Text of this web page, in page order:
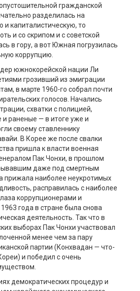
гражданской
разделилась на
и капиталистическую, то
и со скрипом и с советской
в гору, а вот Южная погрузилась
коррупцию.
южнокорейской нации Ли
грозивший из эмиграции
в марте 1960-го собрал почти
голосов. Начались
схватки с полицией,
и раненые — в итоге уже и
своему ставленнику
В Корее же после свалки
пришла к власти военная
Пак Чонхи, в прошлом
даже под смертным
прижала наиболее неукротимых
расправилась с наиболее
коррупционерами и
года в стране была снова
деятельность. Так что в
выборах Пак Чонхи участвовал
менее чем за пару
партии (Конхвадан — что-
и победил с очень
демократических процедур и